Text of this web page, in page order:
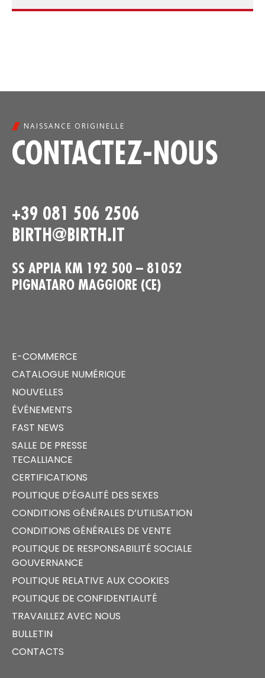
NAISSANCE ORIGINELLE
CONTACTEZ-NOUS
+39 081 506 2506
BIRTH@BIRTH.IT
SS APPIA KM 192 500 – 81052
PIGNATARO MAGGIORE (CE)
E-COMMERCE
CATALOGUE NUMÉRIQUE
NOUVELLES
ÉVÉNEMENTS
FAST NEWS
SALLE DE PRESSE
TECALLIANCE
CERTIFICATIONS
POLITIQUE D’ÉGALITÉ DES SEXES
CONDITIONS GÉNÉRALES D’UTILISATION
CONDITIONS GÉNÉRALES DE VENTE
POLITIQUE DE RESPONSABILITÉ SOCIALE
GOUVERNANCE
POLITIQUE RELATIVE AUX COOKIES
POLITIQUE DE CONFIDENTIALITÉ
TRAVAILLEZ AVEC NOUS
BULLETIN
CONTACTS